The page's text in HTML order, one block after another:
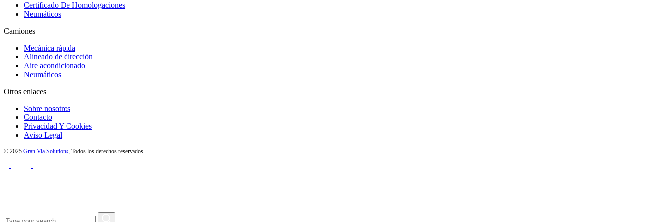
Certificado De Homologaciones
Neumáticos
Camiones
Mecánica rápida
Alineado de dirección
Aire acondicionado
Neumáticos
Otros enlaces
Sobre nosotros
Contacto
Privacidad Y Cookies
Aviso Legal
© 2025 Gran Via Solutions, Todos los derechos reservados